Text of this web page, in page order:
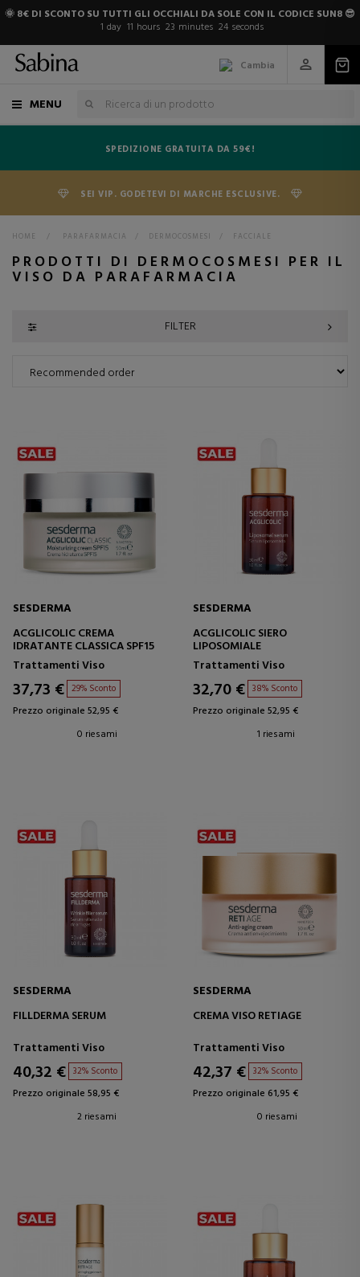
🌞 8€ DI SCONTO SU TUTTI GLI OCCHIALI DA SOLE CON IL CODICE SUN8 😎
1 day 11 hours 23 minutes 23 seconds
Cambia
MENU
SPEDIZIONE GRATUITA DA 59€!
SEI VIP. GODETEVI DI MARCHE ESCLUSIVE.
HOME > PARAFARMACIA > DERMOCOSMESI > FACCIALE
PRODOTTI DI DERMOCOSMESI PER IL
VISO DA PARAFARMACIA
FILTER
SESDERMA
ACGLICOLIC CREMA
IDRATANTE CLASSICA SPF15
Trattamenti Viso
37,73 € 29% Sconto
Prezzo originale 52,95 €
0 riesami
SESDERMA
ACGLICOLIC SIERO
LIPOSOMIALE
Trattamenti Viso
32,70 € 38% Sconto
Prezzo originale 52,95 €
1 riesami
SESDERMA
FILLDERMA SERUM
Trattamenti Viso
40,32 € 32% Sconto
Prezzo originale 58,95 €
2 riesami
SESDERMA
CREMA VISO RETIAGE
Trattamenti Viso
42,37 € 32% Sconto
Prezzo originale 61,95 €
0 riesami